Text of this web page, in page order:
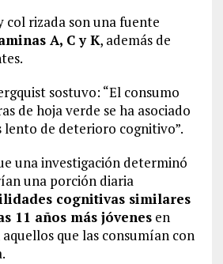
col rizada son una fuente
A, C y K, además de
sostuvo: “El consumo
de hoja verde se ha asociado
lento de deterioro cognitivo”.
una investigación determinó
una porción diaria
cognitivas similares
11 años más jóvenesen
que las consumían con